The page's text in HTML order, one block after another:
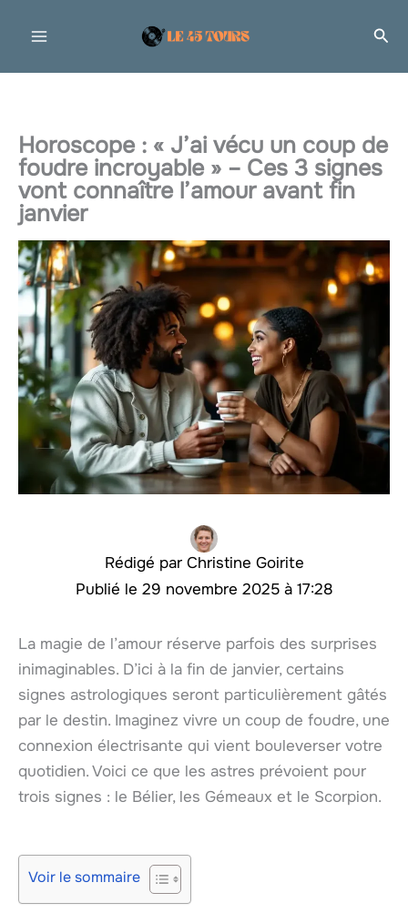
Horoscope : « J’ai vécu un coup de
foudre incroyable » – Ces 3 signes
vont connaître l’amour avant fin
janvier
Christine Goirite
29 novembre 2025 à 17:28
La magie de l’amour réserve parfois des surprises
inimaginables. D’ici à la fin de janvier, certains
signes astrologiques seront particulièrement gâtés
par le destin. Imaginez vivre un coup de foudre, une
connexion électrisante qui vient bouleverser votre
quotidien. Voici ce que les astres prévoient pour
trois signes : le Bélier, les Gémeaux et le Scorpion.
Voir le sommaire